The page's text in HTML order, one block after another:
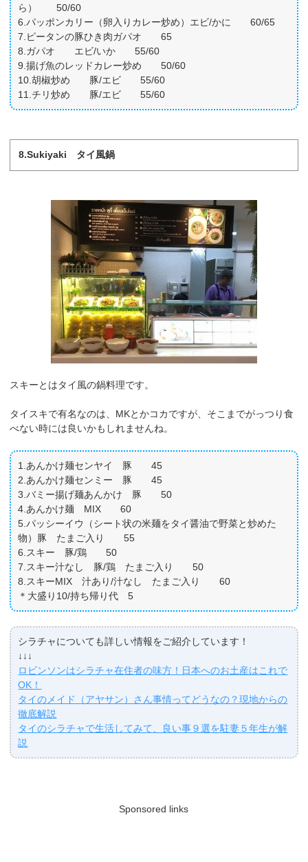
ら） 50/60
6.パッポンカリー（卵入りカレー炒め）エビ/かに 60/65
7.ピータンの豚ひき肉ガパオ 65
8.ガパオ エビ/いか 55/60
9.揚げ魚のレッドカレー炒め 50/60
10.胡椒炒め 豚/エビ 55/60
11.チリ炒め 豚/エビ 55/60
8.Sukiyaki タイ風鍋
スキーとはタイ風の鍋料理です。
タイスキで有名なのは、MKとかコカですが、そこまでがっつり食
べない時には良いかもしれませんね。
1.あんかけ麺センヤイ 豚 45
2.あんかけ麺センミー 豚 45
3.バミー揚げ麺あんかけ 豚 50
4.あんかけ麺 MIX 60
5.パッシーイウ（シート状の米麺をタイ醤油で野菜と炒めた
物）豚 たまご入り 55
6.スキー 豚/鶏 50
7.スキー汁なし 豚/鶏 たまご入り 50
8.スキーMIX 汁あり/汁なし たまご入り 60
＊大盛り10/持ち帰り代 5
シラチャについても詳しい情報をご紹介しています！
↓↓↓
ロビンソンはシラチャ在住者の味方！日本へのお土産はこれで
OK！
タイのメイド（アヤサン）さん事情ってどうなの？現地からの
徹底解説
タイのシラチャで生活してみて、良い事９選を駐妻５年生が解
説
Sponsored links